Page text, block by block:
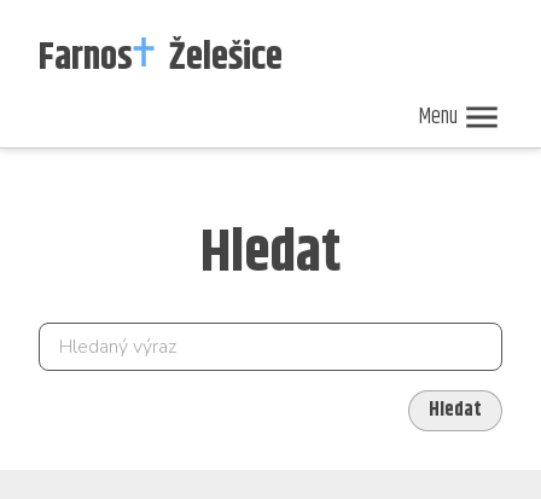
Farnos Želešice
Menu
Nedělní Zpravodaj Kalendář
Hledat
Hledat